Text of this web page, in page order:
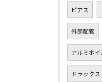
ピアス
外部配管
アルミホイ
ドラックス